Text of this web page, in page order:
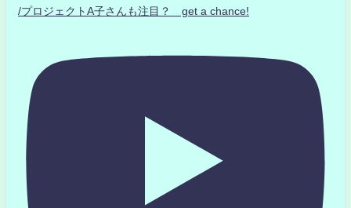
/プロジェクトA子さんも注目？ get a chance!